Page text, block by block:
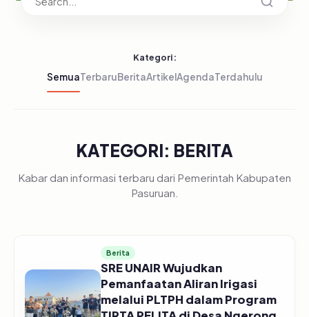
Kategori:
SemuaTerbaruBeritaArtikelAgendaTerdahulu
KATEGORI: BERITA
Kabar dan informasi terbaru dari Pemerintah Kabupaten
Pasuruan.
Berita
SRE UNAIR Wujudkan
Pemanfaatan Aliran Irigasi
melalui PLTPH dalam Program